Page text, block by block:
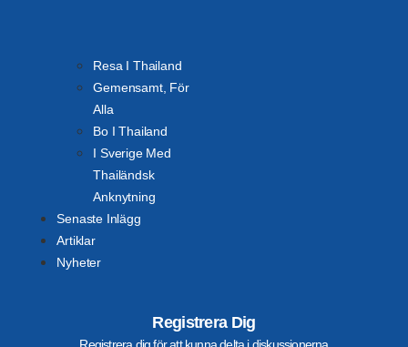
Resa I Thailand
Gemensamt, För
Alla
Bo I Thailand
I Sverige Med
Thailändsk
Anknytning
Senaste Inlägg
Artiklar
Nyheter
Registrera Dig
Registrera dig för att kunna delta i diskussionerna